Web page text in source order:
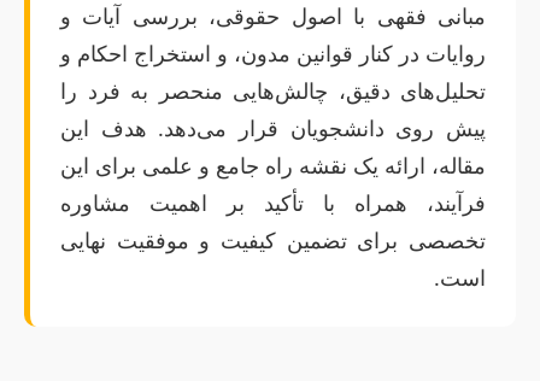
مبانی فقهی با اصول حقوقی، بررسی آیات و
روایات در کنار قوانین مدون، و استخراج احکام و
تحلیل‌های دقیق، چالش‌هایی منحصر به فرد را
پیش روی دانشجویان قرار می‌دهد. هدف این
مقاله، ارائه یک نقشه راه جامع و علمی برای این
فرآیند، همراه با تأکید بر اهمیت مشاوره
تخصصی برای تضمین کیفیت و موفقیت نهایی
است.